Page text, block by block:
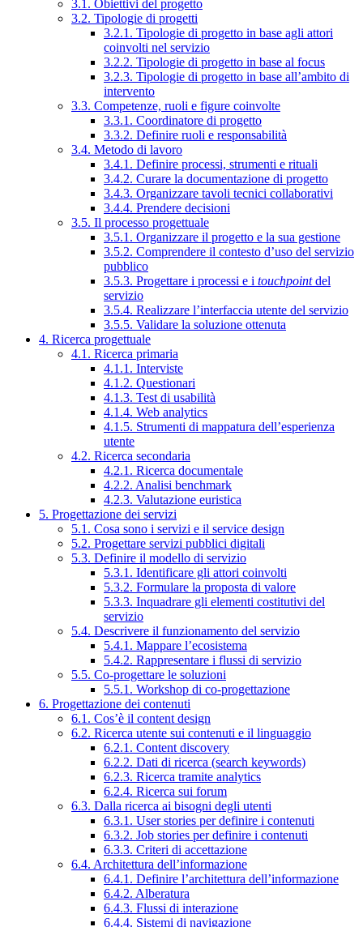
3.1. Obiettivi del progetto
3.2. Tipologie di progetti
3.2.1. Tipologie di progetto in base agli attori
coinvolti nel servizio
3.2.2. Tipologie di progetto in base al focus
3.2.3. Tipologie di progetto in base all’ambito di
intervento
3.3. Competenze, ruoli e figure coinvolte
3.3.1. Coordinatore di progetto
3.3.2. Definire ruoli e responsabilità
3.4. Metodo di lavoro
3.4.1. Definire processi, strumenti e rituali
3.4.2. Curare la documentazione di progetto
3.4.3. Organizzare tavoli tecnici collaborativi
3.4.4. Prendere decisioni
3.5. Il processo progettuale
3.5.1. Organizzare il progetto e la sua gestione
3.5.2. Comprendere il contesto d’uso del servizio
pubblico
3.5.3. Progettare i processi e i touchpointdel
servizio
3.5.4. Realizzare l’interfaccia utente del servizio
3.5.5. Validare la soluzione ottenuta
4. Ricerca progettuale
4.1. Ricerca primaria
4.1.1. Interviste
4.1.2. Questionari
4.1.3. Test di usabilità
4.1.4. Web analytics
4.1.5. Strumenti di mappatura dell’esperienza
utente
4.2. Ricerca secondaria
4.2.1. Ricerca documentale
4.2.2. Analisi benchmark
4.2.3. Valutazione euristica
5. Progettazione dei servizi
5.1. Cosa sono i servizi e il service design
5.2. Progettare servizi pubblici digitali
5.3. Definire il modello di servizio
5.3.1. Identificare gli attori coinvolti
5.3.2. Formulare la proposta di valore
5.3.3. Inquadrare gli elementi costitutivi del
servizio
5.4. Descrivere il funzionamento del servizio
5.4.1. Mappare l’ecosistema
5.4.2. Rappresentare i flussi di servizio
5.5. Co-progettare le soluzioni
5.5.1. Workshop di co-progettazione
6. Progettazione dei contenuti
6.1. Cos’è il content design
6.2. Ricerca utente sui contenuti e il linguaggio
6.2.1. Content discovery
6.2.2. Dati di ricerca (search keywords)
6.2.3. Ricerca tramite analytics
6.2.4. Ricerca sui forum
6.3. Dalla ricerca ai bisogni degli utenti
6.3.1. User stories per definire i contenuti
6.3.2. Job stories per definire i contenuti
6.3.3. Criteri di accettazione
6.4. Architettura dell’informazione
6.4.1. Definire l’architettura dell’informazione
6.4.2. Alberatura
6.4.3. Flussi di interazione
6.4.4. Sistemi di navigazione